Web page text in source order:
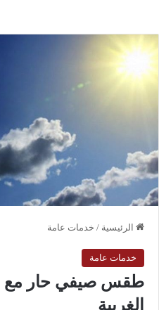
الرئيسية / خدمات عامة
خدمات عامة
طقس صيفي حار مع
الغربية